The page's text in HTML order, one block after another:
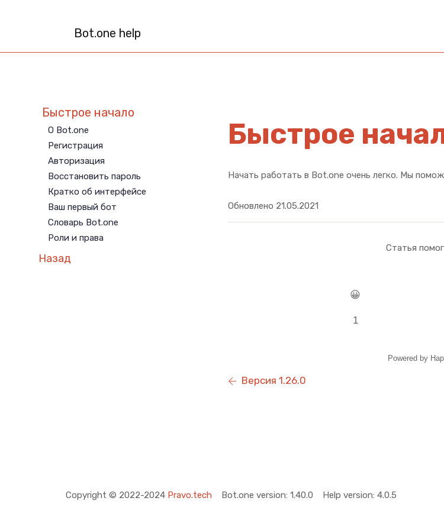
Bot.one help
Быстрое начало
О Bot.one
Регистрация
Авторизация
Восстановить пароль
Кратко об интерфейсе
Ваш первый бот
Словарь Bot.one
Роли и права
Назад
Быстрое
Начать работать в Bot.one очень легко. Мы
Обновлено 21.05.2021
Статья
😀
1
Powered by
Версия 1.26.0
Copyright © 2022-2024 Pravo.tech Bot.one version: 1.40.0 Help version: 4.0.5